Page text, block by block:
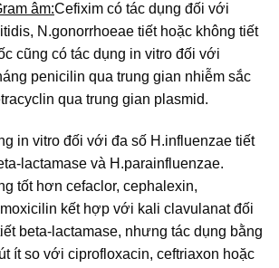
âm:Cefixim có tác dụng đối với
N.gonorrhoeae tiết hoặc không tiết
cũng có tác dụng in vitro đối với
penicilin qua trung gian nhiễm sắc
qua trung gian plasmid.
in vitro đối với đa số H.influenzae tiết
lactamase và H.parainfluenzae.
tốt hơn cefaclor, cephalexin,
kết hợp với kali clavulanat đối
beta-lactamase, nhưng tác dụng bằng
ít so với ciprofloxacin, ceftriaxon hoặc